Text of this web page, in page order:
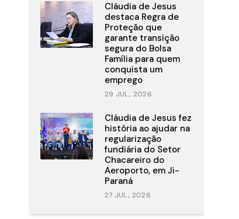
Cláudia de Jesus
destaca Regra de
Proteção que
garante transição
segura do Bolsa
Família para quem
conquista um
emprego
29 JUL., 2026
Cláudia de Jesus fez
história ao ajudar na
regularização
fundiária do Setor
Chacareiro do
Aeroporto, em Ji-
Paraná
27 JUL., 2026